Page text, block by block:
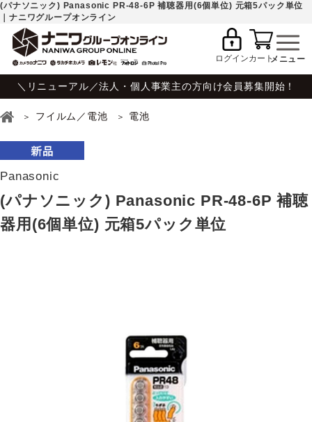
(パナソニック) Panasonic PR-48-6P 補聴器用(6個単位) 元箱5パック単位
｜ナニワグループオンライン
ログインカート
＼リニューアル／法人・個人事業主の方向け会員募集開始！
フイルム／電池 電池
Panasonic
(パナソニック) Panasonic PR-48-6P 補聴
器用(6個単位) 元箱5パック単位